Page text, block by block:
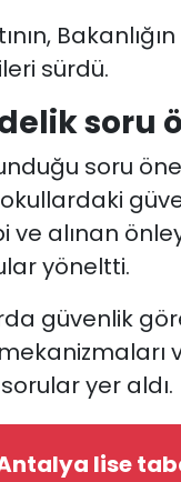
sürdü.
soru
soru
alınan
yöneltti.
güvenlik
yer aldı.
lise